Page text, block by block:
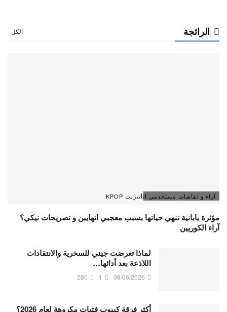
الرائجة الكل
آراء و نقاشات مستخدمي الأنترنت KPOP
مؤثرة يابانية تنهي حياتها بسبب معجبي انهايبن و تصريحات نيكي؟
آراء الكوريين
لماذا تعرضت جيني للسخرية والانتقادات
اللاذعة بعد أدائها…
08/06/2026
1
280
أكثر فرقة كيبوب فتيات مكروهة لعام 2026؟